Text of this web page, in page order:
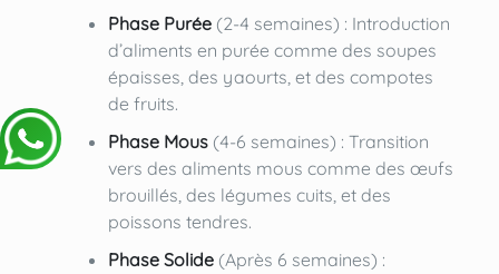
Phase Purée(2-4 semaines) : Introduction
d’aliments en purée comme des soupes
épaisses, des yaourts, et des compotes
de fruits.
Phase Mous(4-6 semaines) : Transition
vers des aliments mous comme des œufs
brouillés, des légumes cuits, et des
poissons tendres.
Phase Solide(Après 6 semaines) :